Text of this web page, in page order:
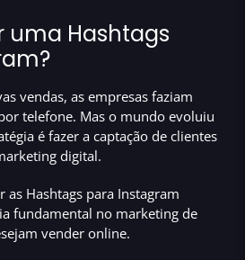
uma Hashtags
vendas, as empresas faziam
telefone. Mas o mundo evoluiu
é fazer a captação de clientes
digital.
as Hashtags para Instagram
fundamental no marketing de
vender online.